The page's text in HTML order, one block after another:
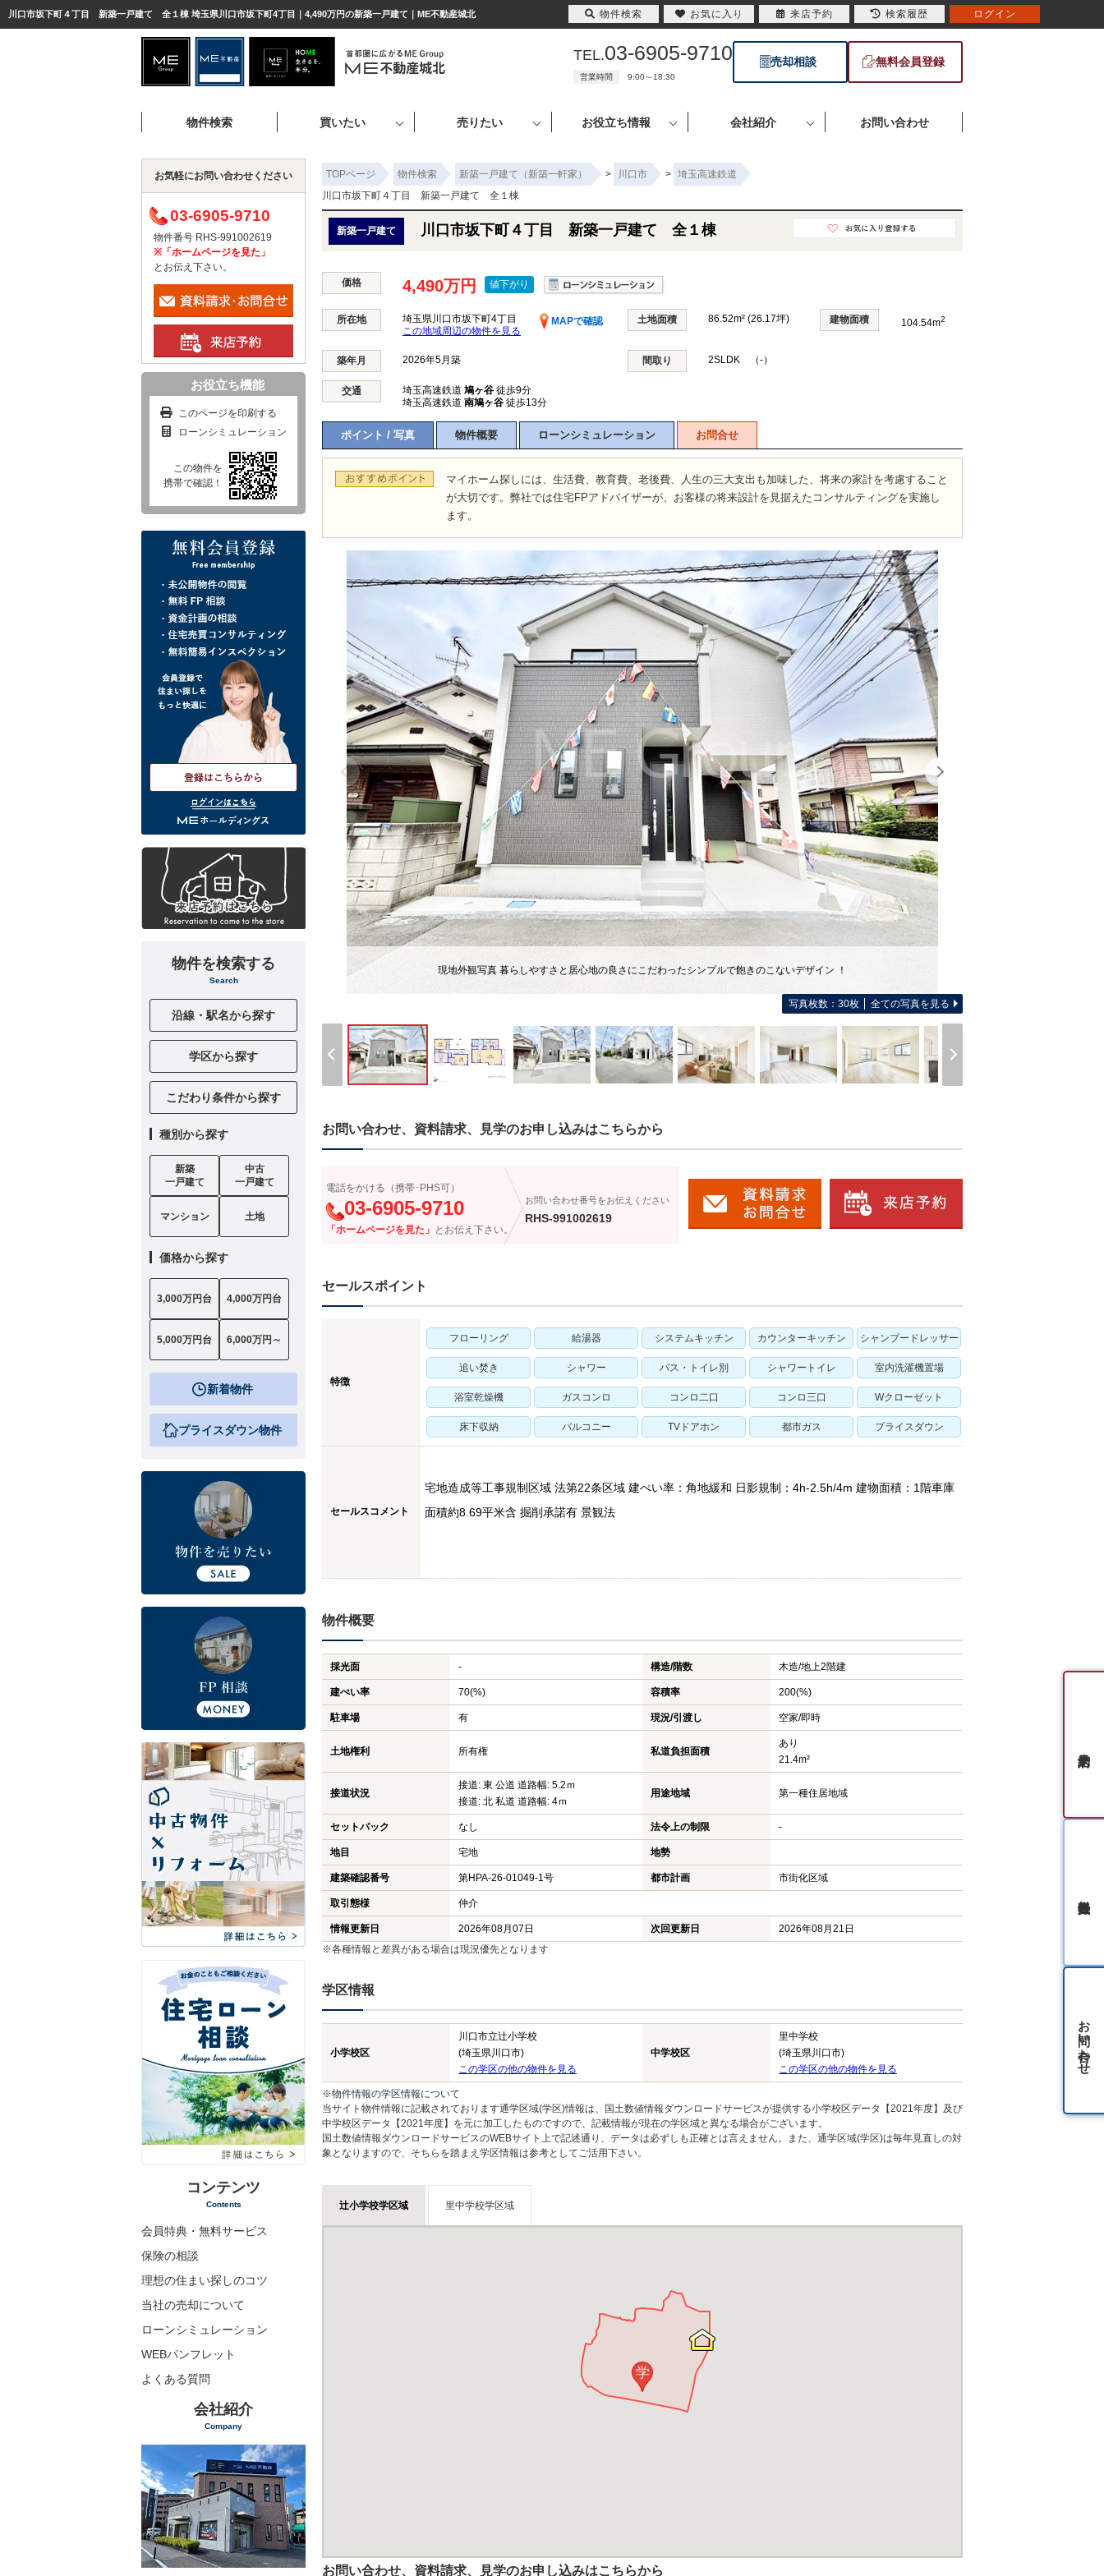
川口市坂下町４丁目 新築一戸建て 全１棟 埼玉県川口市坂下町4丁目｜4,490万円の新築一戸建て｜ME不動産城北
TEL.03-6905-9710
営業時間 9:00～18:30
売却相談 無料会員登録
物件検索 買いたい 売りたい お役立ち情報 会社紹介 お問い合わせ
TOPページ 物件検索 新築一戸建て（新築一軒家） > 川口市 > 埼玉高速鉄道
川口市坂下町４丁目 新築一戸建て 全１棟
新築一戸建て 川口市坂下町４丁目 新築一戸建て 全１棟
価格 4,490万円 値下がり
所在地 埼玉県川口市坂下町4丁目
MAPで確認
この地域周辺の物件を見る
土地面積 86.52m² (26.17坪) 建物面積 104.54m2
築年月 2026年5月築 間取り 2SLDK （-）
交通 埼玉高速鉄道 鳩ヶ谷 徒歩9分
埼玉高速鉄道 南鳩ヶ谷 徒歩13分
ポイント / 写真 物件概要 ローンシミュレーション お問合せ
マイホーム探しには、生活費、教育費、老後費、人生の三大支出も加味した、将来の家計を考慮すること
が大切です。弊社では住宅FPアドバイザーが、お客様の将来設計を見据えたコンサルティングを実施し
ます。
現地外観写真 暮らしやすさと居心地の良さにこだわったシンプルで飽きのこないデザイン ！
写真枚数：30枚 全ての写真を見る
お問い合わせ、資料請求、見学のお申し込みはこちらから
電話をかける（携帯･PHS可）
03-6905-9710
「ホームページを見た」 とお伝え下さい。
お問い合わせ番号をお伝えください
RHS-991002619
セールスポイント
特徴
フローリング 給湯器 システムキッチン カウンターキッチン シャンプードレッサー
追い焚き シャワー バス・トイレ別 シャワートイレ 室内洗濯機置場
浴室乾燥機 ガスコンロ コンロ二口 コンロ三口 Wクローゼット
床下収納 バルコニー TVドアホン 都市ガス プライスダウン
セールスコメント
宅地造成等工事規制区域 法第22条区域 建ぺい率：角地緩和 日影規制：4h-2.5h/4m 建物面積：1階車庫
面積約8.69平米含 掘削承諾有 景観法
物件概要
採光面 - 構造/階数 木造/地上2階建
建ぺい率 70(%) 容積率 200(%)
駐車場 有 現況/引渡し 空家/即時
土地権利 所有権 私道負担面積
あり
21.4m²
接道状況
接道: 東 公道 道路幅: 5.2ｍ
接道: 北 私道 道路幅: 4ｍ
用途地域 第一種住居地域
セットバック なし 法令上の制限 -
地目 宅地 地勢
建築確認番号 第HPA-26-01049-1号 都市計画 市街化区域
取引態様 仲介
情報更新日 2026年08月07日 次回更新日
2026年08月21日
※各種情報と差異がある場合は現況優先となります
学区情報
小学校区
川口市立辻小学校
(埼玉県川口市)
この学区の他の物件を見る
中学校区
里中学校
(埼玉県川口市)
この学区の他の物件を見る
※物件情報の学区情報について
当サイト物件情報に記載されております通学区域(学区)情報は、国土数値情報ダウンロードサービスが提供する小学校区データ【2021年度】及び
中学校区データ【2021年度】を元に加工したものですので、記載情報が現在の学区域と異なる場合がございます。
国土数値情報ダウンロードサービスのWEBサイト上で記述通り、データは必ずしも正確とは言えません。また、通学区域(学区)は毎年見直しの対
象となりますので、そちらを踏まえ学区情報は参考としてご活用下さい。
辻小学校学区域 里中学校学区域
学
お問い合わせ、資料請求、見学のお申し込みはこちらから
お気軽にお問い合わせください
03-6905-9710
物件番号 RHS-991002619
※「ホームページを見た」
とお伝え下さい。
お役立ち機能
このページを印刷する
ローンシミュレーション
この物件を
携帯で確認！
ログインはこちら
物件を検索する
Search
沿線・駅名から探す
学区から探す
こだわり条件から探す
種別から探す
新築
一戸建て
中古
一戸建て
マンション 土地
価格から探す
3,000万円台 4,000万円台
5,000万円台 6,000万円～
新着物件
プライスダウン物件
コンテンツ
Contents
会員特典・無料サービス
保険の相談
理想の住まい探しのコツ
当社の売却について
ローンシミュレーション
WEBパンフレット
よくある質問
会社紹介
Company
物件検索 お気に入り 来店予約 検索履歴 ログイン
お問い合わせ